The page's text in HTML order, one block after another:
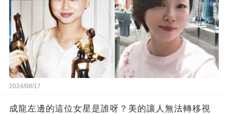
2024/08/17
成龍左邊的這位女星是誰呀？美的讓人無法轉移視